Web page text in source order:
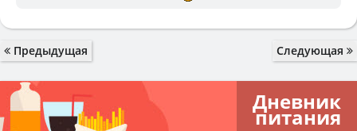
Предыдущая Следующая
Дневник
питания